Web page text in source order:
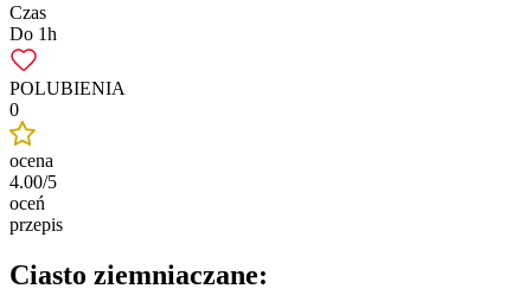
Czas
Do 1h
POLUBIENIA
0
ocena
4.00/5
oceń
przepis
Ciasto ziemniaczane: